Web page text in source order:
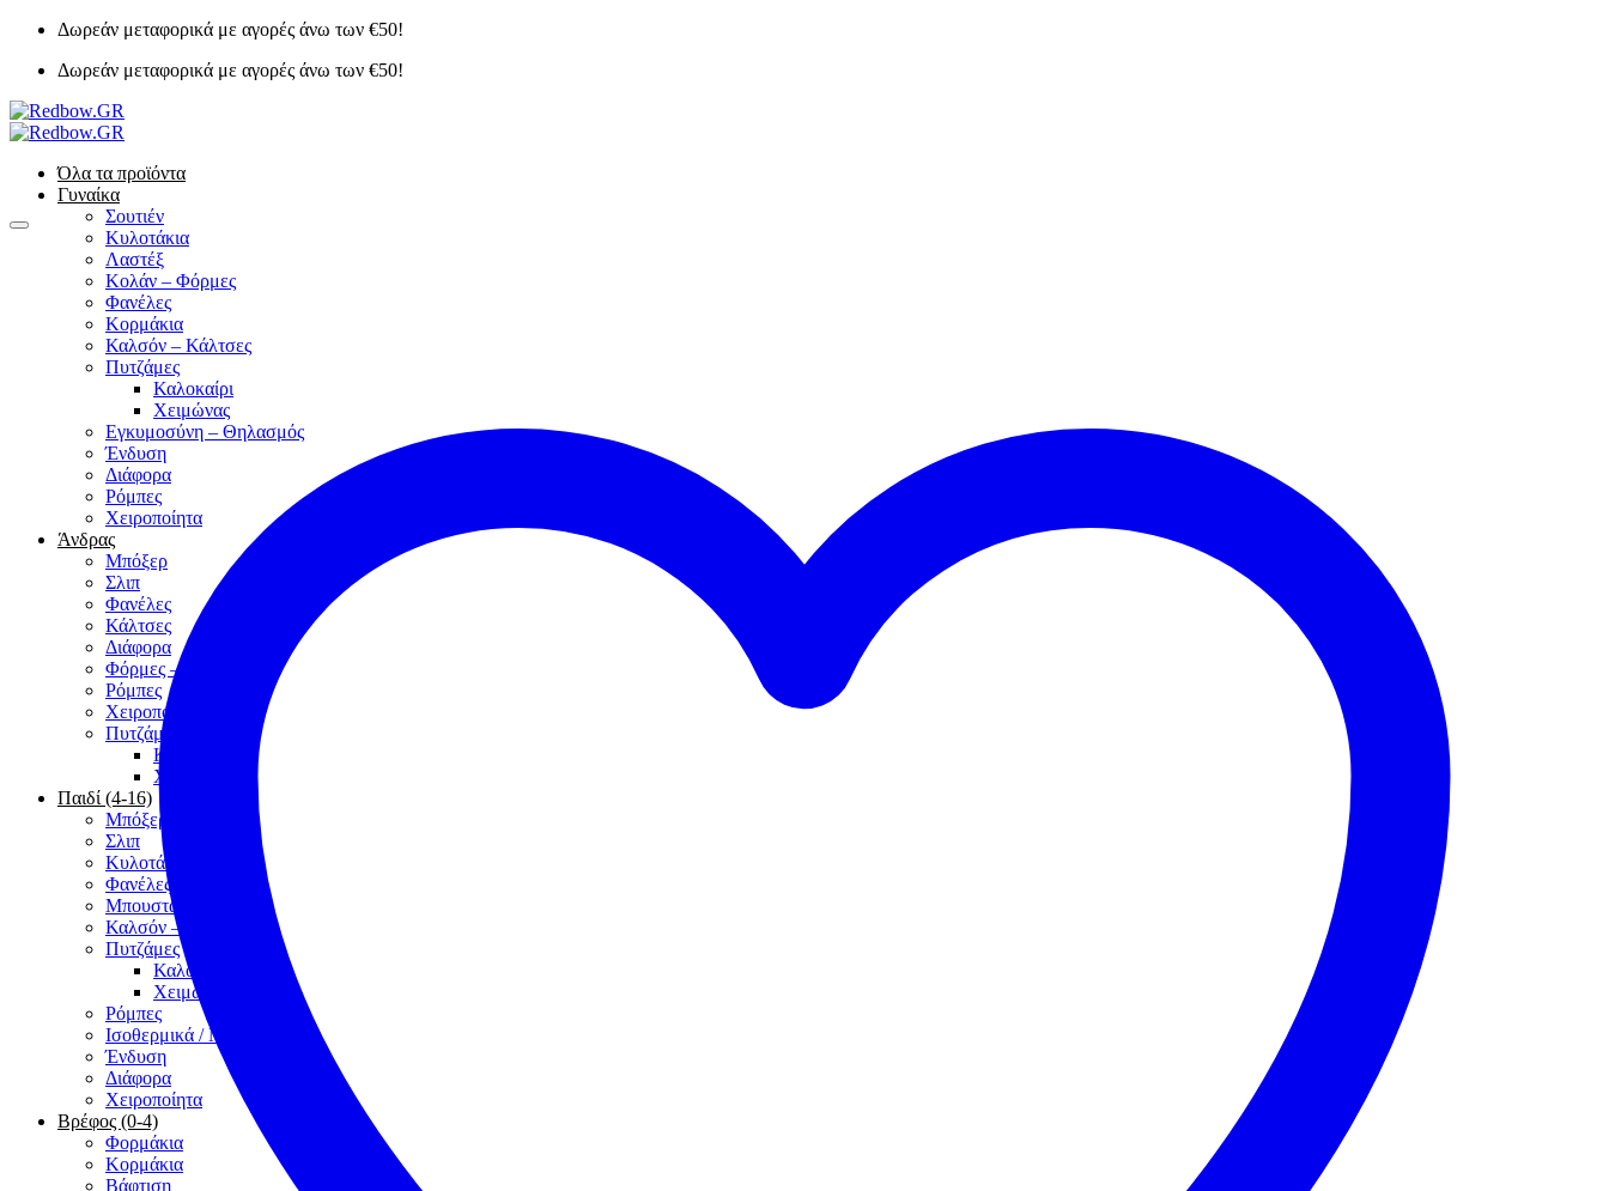
Μετάβαση
περιεχόμενο
Δωρεάν μεταφορικά με αγορές άνω των €50!
Δωρεάν μεταφορικά με αγορές άνω των €50!
Όλα τα προϊόντα
Γυναίκα
Σουτιέν
Κυλοτάκια
Λαστέξ
Κολάν – Φόρμες
Φανέλες
Κορμάκια
Καλσόν – Κάλτσες
Πυτζάμες
Καλοκαίρι
Χειμώνας
Εγκυμοσύνη – Θηλασμός
Ένδυση
Διάφορα
Ρόμπες
Χειροποίητα
Άνδρας
Μπόξερ
Σλιπ
Φανέλες
Κάλτσες
Διάφορα
Φόρμες – Βερμούδες
Ρόμπες
Χειροποίητα
Πυτζάμες
Καλοκαίρι
Χειμώνας
Παιδί (4-16)
Μπόξερ
Σλιπ
Κυλοτάκια
Φανέλες
Μπουστάκια
Καλσόν – Κάλτσες
Πυτζάμες
Καλοκαίρι
Χειμώνας
Ρόμπες
Ισοθερμικά / Μάλλινα
Ένδυση
Διάφορα
Χειροποίητα
Βρέφος (0-4)
Φορμάκια
Κορμάκια
Βάφτιση